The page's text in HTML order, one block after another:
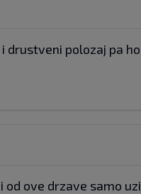
drustveni polozaj pa
od ove drzave samo